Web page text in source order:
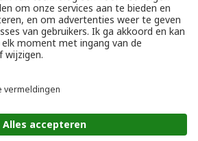
Allgemeine Geschäftsbedingungen|
Datenschutzerklärung